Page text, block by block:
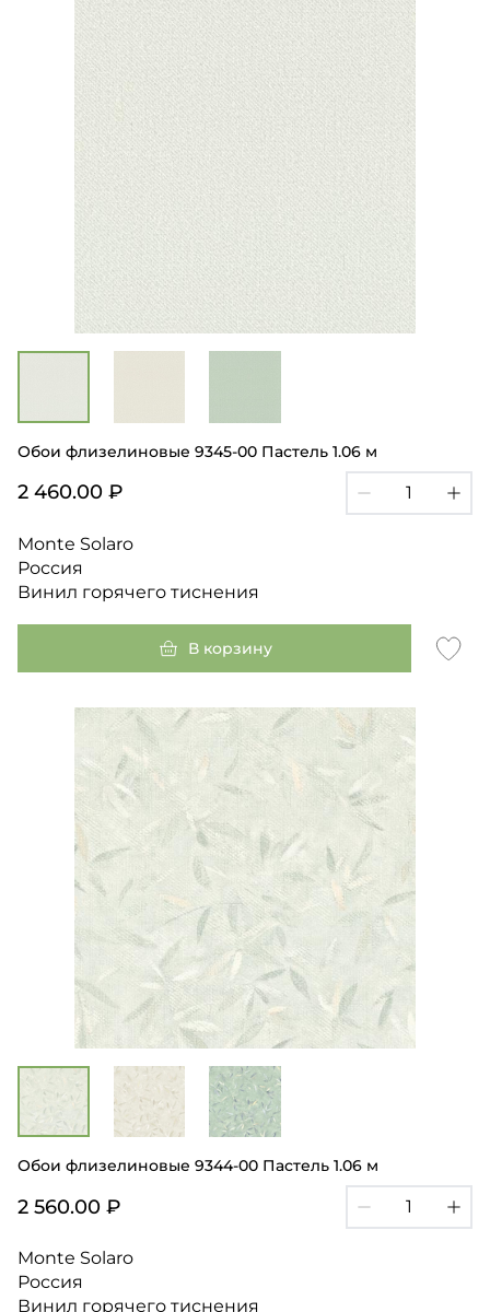
Обои флизелиновые 9345-00 Пастель 1.06 м
2 460.00 ₽
Monte Solaro
Россия
Винил горячего тиснения
В корзину
Обои флизелиновые 9344-00 Пастель 1.06 м
2 560.00 ₽
Monte Solaro
Россия
Винил горячего тиснения